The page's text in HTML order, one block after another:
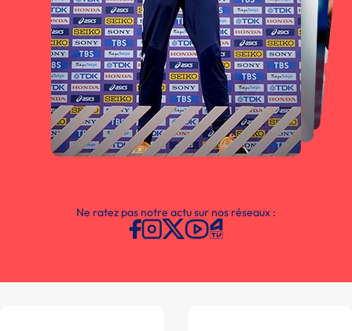
Ne ratez pas notre actu sur nos réseaux :